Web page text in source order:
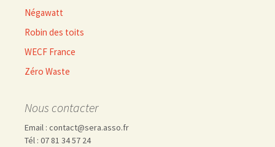
Négawatt
Robin des toits
WECF France
Zéro Waste
Nous contacter
Email : contact@sera.asso.fr
Tél : 07 81 34 57 24